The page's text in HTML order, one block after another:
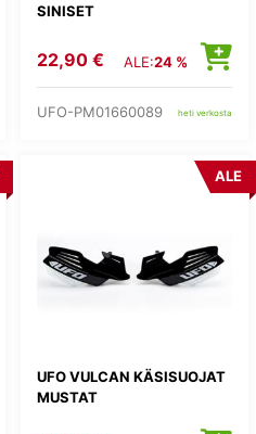
SINISET
22,90 € ALE:24 %
UFO-PM01660089 heti verkosta
UFO VULCAN KÄSISUOJAT
MUSTAT
ALE